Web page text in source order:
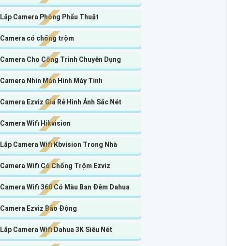
Lắp Camera Phòng Phẩu Thuật
Camera có chống trộm
Camera Cho Công Trình Chuyên Dụng
Camera Nhìn Màn Hình Máy Tính
Camera Ezviz Giá Rẻ Hình Ảnh Sắc Nét
Camera Wifi Hikvision
Lắp Camera Wifi Kbvision Trong Nhà
Camera Wifi Có Chống Trộm Ezviz
Camera Wifi 360 Có Màu Ban Đêm Dahua
Camera Ezviz Báo Động
Lắp Camera Wifi Dahua 3K Siêu Nét